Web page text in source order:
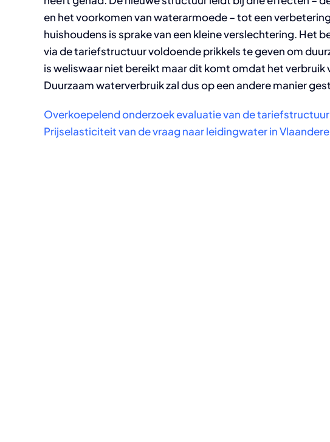
en het voorkomen van waterarmoede – tot een
huishoudens is sprake van een kleine verslechtering. Het
via de tariefstructuur voldoende prikkels te geven om
is weliswaar niet bereikt maar dit komt omdat het
Duurzaam waterverbruik zal dus op een andere manier
Overkoepelend onderzoek evaluatie van de
Prijselasticiteit van de vraag naar leidingwater in